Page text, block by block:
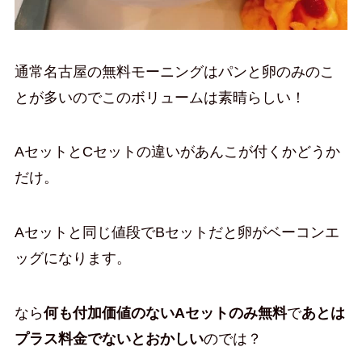
通常名古屋の無料モーニングはパンと卵のみのこ
とが多いのでこのボリュームは素晴らしい！
AセットとCセットの違いがあんこが付くかどうか
だけ。
Aセットと同じ値段でBセットだと卵がベーコンエ
ッグになります。
なら何も付加価値のないAセットのみ無料であとは
プラス料金でないとおかしいのでは？